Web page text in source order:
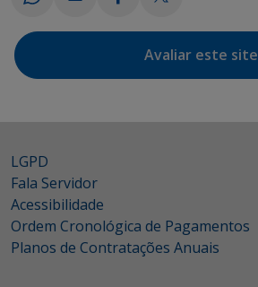
Avaliar este site
LGPD
Fala Servidor
Acessibilidade
Ordem Cronológica de Pagamentos
Planos de Contratações Anuais